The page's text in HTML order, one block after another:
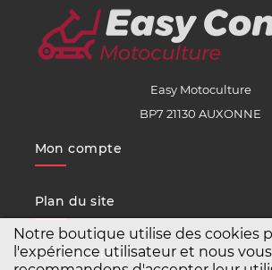
Notre boutique utilise des cookies
l'expérience utilisateur et nous vous
Easy Motoculture
BP7 21130 AUXONNE
Mon compte
Plan du site
Service client